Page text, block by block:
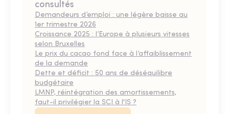
consultés
Demandeurs d’emploi : une légère baisse au
1er trimestre 2026
Croissance 2025 : l’Europe à plusieurs vitesses
selon Bruxelles
Le prix du cacao fond face à l’affaiblissement
de la demande
Dette et déficit : 50 ans de déséquilibre
budgétaire
LMNP, réintégration des amortissements,
faut-il privilégier la SCI à l'IS ?